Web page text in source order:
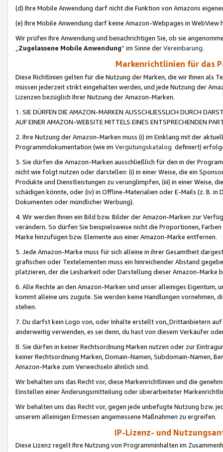
(d) Ihre Mobile Anwendung darf nicht die Funktion von Amazons
(e) Ihre Mobile Anwendung darf keine Amazon-Webpages in WebView
Wir prüfen Ihre Anwendung und benachrichtigen Sie, ob sie
„Zugelassene Mobile Anwendung“ im Sinne derVereinbarung.
Markenrichtlinien für das
Diese Richtlinien gelten für die Nutzung der Marken, die wir Ihnen als
müssen jederzeit strikt eingehalten werden, und jede Nutzung der
Lizenzen bezüglich Ihrer Nutzung der Amazon-Marken.
1. SIE DÜRFEN DIE AMAZON-MARKEN AUSSCHLIESSLICH DURCH
AUF EINER AMAZON-WEBSITE MITTELS EINES ENTSPRECHENDEN
2. Ihre Nutzung der Amazon-Marken muss (i) im Einklang mit der
Programmdokumentation (wie im Vergütungskatalog definiert)
3. Sie dürfen die Amazon-Marken ausschließlich für den in der
nicht wie folgt nutzen oder darstellen: (i) in einer Weise, die ein
Produkte und Dienstleistungen zu verunglimpfen, (iii) in einer Weise,
schädigen könnte, oder (iv) in Offline-Materialien oder E-Mails (z. B. in
Dokumenten oder mündlicher Werbung).
4. Wir werden Ihnen ein Bild bzw. Bilder der Amazon-Marken zur
verändern. So dürfen Sie beispielsweise nicht die Proportionen,
Marke hinzufügen bzw. Elemente aus einer Amazon-Marke entfernen.
5. Jede Amazon-Marke muss für sich alleine in ihrer Gesamtheit
grafischen oder Textelementen muss ein hinreichender Abstand
platzieren, der die Lesbarkeit oder Darstellung dieser Amazon-Marke
6. Alle Rechte an den Amazon-Marken sind unser alleiniges
kommt alleine uns zugute. Sie werden keine Handlungen vornehmen,
stehen.
7. Du darfst kein Logo von, oder Inhalte erstellt von,Drittanbietern auf
anderweitig verwenden, es sei denn, du hast von diesem Verkäufer
8. Sie dürfen in keiner Rechtsordnung Marken nutzen oder zur
keiner Rechtsordnung Marken, Domain-Namen, Subdomain-Namen,
Amazon-Marke zum Verwechseln ähnlich sind.
Wir behalten uns das Recht vor, diese Markenrichtlinien und die
Einstellen einer Änderungsmitteilung oder überarbeiteter
Wir behalten uns das Recht vor, gegen jede unbefugte Nutzung bzw.
unserem alleinigen Ermessen angemessene Maßnahmen zu ergreifen.
IP-Lizenz- und
Diese Lizenz regelt Ihre Nutzung von Programminhalten im